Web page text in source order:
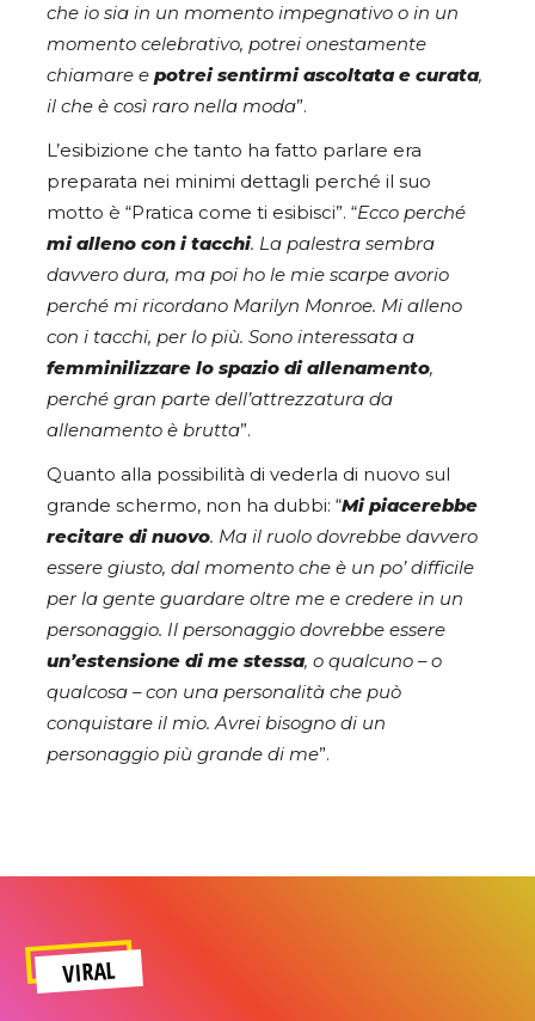
che io sia in un momento impegnativo o in un
momento celebrativo, potrei onestamente
chiamare e potrei sentirmi ascoltata e curata,
il che è così raro nella moda”.
L’esibizione che tanto ha fatto parlare era
preparata nei minimi dettagli perché il suo
motto è “Pratica come ti esibisci”. “Ecco perché
mi alleno con i tacchi. La palestra sembra
davvero dura, ma poi ho le mie scarpe avorio
perché mi ricordano Marilyn Monroe. Mi alleno
con i tacchi, per lo più. Sono interessata a
femminilizzare lo spazio di allenamento,
perché gran parte dell’attrezzatura da
allenamento è brutta”.
Quanto alla possibilità di vederla di nuovo sul
grande schermo, non ha dubbi: “Mi piacerebbe
recitare di nuovo. Ma il ruolo dovrebbe davvero
essere giusto, dal momento che è un po’ difficile
per la gente guardare oltre me e credere in un
personaggio. Il personaggio dovrebbe essere
un’estensione di me stessa, o qualcuno – o
qualcosa – con una personalità che può
conquistare il mio. Avrei bisogno di un
personaggio più grande di me”.
VIRAL